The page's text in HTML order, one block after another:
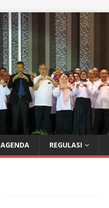
AGENDA REGULASI